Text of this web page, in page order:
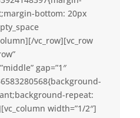
bottom: 20px
vc_row][vc_row
gap=”1″
repeat:
width=”1/2″]